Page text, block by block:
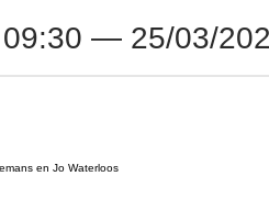
— 25/03/
en Jo Waterloos